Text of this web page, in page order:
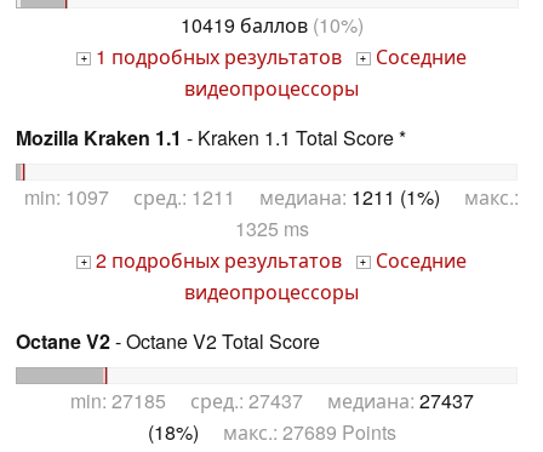
10419 баллов(10%)
+ 1 подробных результатов + Соседние
видеопроцессоры
Mozilla Kraken 1.1 - Kraken 1.1 Total Score *
min: 1097 сред.: 1211 медиана: 1211 (1%) макс.:
1325 ms
+ 2 подробных результатов + Соседние
видеопроцессоры
Octane V2- Octane V2 Total Score
min: 27185 сред.: 27437 медиана: 27437
(18%) макс.: 27689 Points